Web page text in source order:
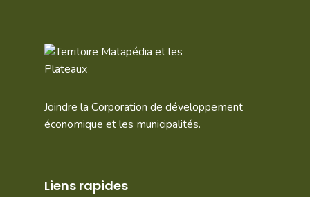
Joindre la Corporation de développement
économique et les municipalités.
Liens rapides